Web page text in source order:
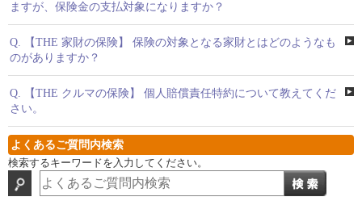
ますが、保険金の支払対象になりますか？
Q.
【THE 家財の保険】 保険の対象となる家財とはどのようなも
のがありますか？
Q.
【THE クルマの保険】 個人賠償責任特約について教えてくだ
さい。
よくあるご質問内検索
検索するキーワードを入力してください。